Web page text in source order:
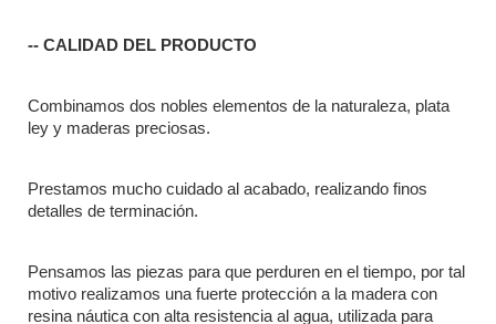
-- CALIDAD DEL PRODUCTO
Combinamos dos nobles elementos de la naturaleza, plata
ley y maderas preciosas.
Prestamos mucho cuidado al acabado, realizando finos
detalles de terminación.
Pensamos las piezas para que perduren en el tiempo, por tal
motivo realizamos una fuerte protección a la madera con
resina náutica con alta resistencia al agua, utilizada para